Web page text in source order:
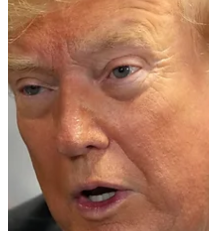
10. juli 2 min lesing
Sjeføkonom om inflasjonstallene: –
Veldig gode nyheter – rentehåpet
lever fortsatt
Inflasjonen falt til 2,7 prosent i juni, klart lavere enn Norges
Banks anslag. Sjeføkonom Kyrre Knudsen mener tallene
styrker håpet om at en renteøkning kan utsettes, mens
DNBs Kjersti Haugland advarer mot å trekke bastante
konklusjoner før SSB publiserer flere detaljer.
Forbrukerøkonom Magne Gundersen tror likevel ikke